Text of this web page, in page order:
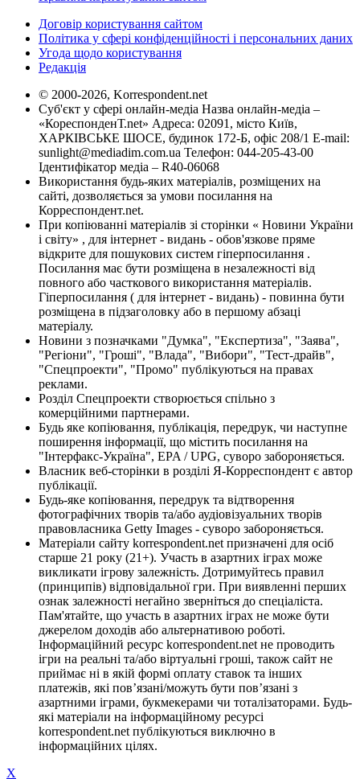
Договір користування сайтом
Політика у сфері конфіденційності і персональних даних
Угода щодо користування
Редакція
© 2000-2026, Korrespondent.net
Суб'єкт у сфері онлайн-медіа Назва онлайн-медіа –
«КореспонденТ.net» Адреса: 02091, місто Київ,
ХАРКІВСЬКЕ ШОСЕ, будинок 172-Б, офіс 208/1 E-mail:
sunlight@mediadim.com.ua Телефон: 044-205-43-00
Ідентифікатор медіа – R40-06068
Використання будь-яких матеріалів, розміщених на
сайті, дозволяється за умови посилання на
Корреспондент.net.
При копіюванні матеріалів зі сторінки « Новини України
і світу» , для інтернет - видань - обов'язкове пряме
відкрите для пошукових систем гіперпосилання .
Посилання має бути розміщена в незалежності від
повного або часткового використання матеріалів.
Гіперпосилання ( для інтернет - видань) - повинна бути
розміщена в підзаголовку або в першому абзаці
матеріалу.
Новини з позначками "Думка", "Експертиза", "Заява",
"Регіони", "Гроші", "Влада", "Вибори", "Тест-драйв",
"Спецпроекти", "Промо" публікуються на правах
реклами.
Розділ Спецпроекти створюється спільно з
комерційними партнерами.
Будь яке копіювання, публікація, передрук, чи наступне
поширення інформації, що містить посилання на
"Інтерфакс-Україна", EPA / UPG, суворо забороняється.
Власник веб-сторінки в розділі Я-Корреспондент є автор
публікації.
Будь-яке копіювання, передрук та відтворення
фотографічних творів та/або аудіовізуальних творів
правовласника Getty Images - суворо забороняється.
Матеріали сайту korrespondent.net призначені для осіб
старше 21 року (21+). Участь в азартних іграх може
викликати ігрову залежність. Дотримуйтесь правил
(принципів) відповідальної гри. При виявленні перших
ознак залежності негайно зверніться до спеціаліста.
Пам'ятайте, що участь в азартних іграх не може бути
джерелом доходів або альтернативою роботі.
Інформаційний ресурс korrespondent.net не проводить
ігри на реальні та/або віртуальні гроші, також сайт не
приймає ні в якій формі оплату ставок та інших
платежів, які пов’язані/можуть бути пов’язані з
азартними іграми, букмекерами чи тоталізаторами. Будь-
які матеріали на інформаційному ресурсі
korrespondent.net публікуються виключно в
інформаційних цілях.
X